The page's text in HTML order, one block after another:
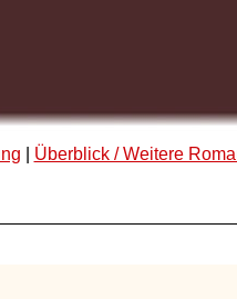
Überblick / Weitere